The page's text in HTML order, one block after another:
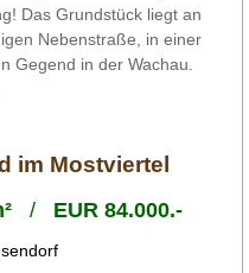
Das Grundstück liegt an
Nebenstraße, in einer
Gegend in der Wachau.
im Mostviertel
/ EUR 84.000.-